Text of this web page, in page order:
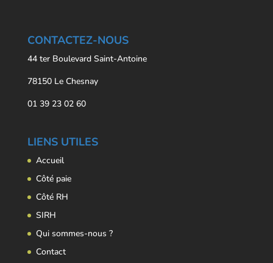
CONTACTEZ-NOUS
44 ter Boulevard Saint-Antoine
78150 Le Chesnay
01 39 23 02 60
LIENS UTILES
Accueil
Côté paie
Côté RH
SIRH
Qui sommes-nous ?
Contact